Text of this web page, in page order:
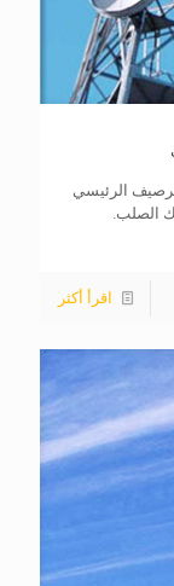
ويتكون الرصيف الرئيسي
الصلب.
اقرأ أكثر